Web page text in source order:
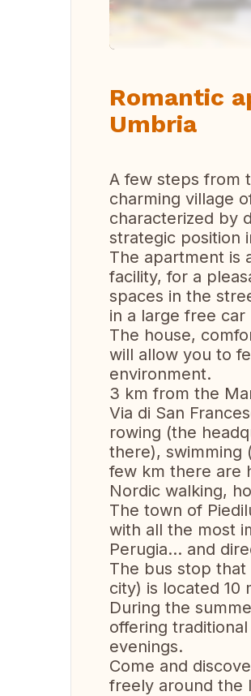
Romantic
Umbria
A few steps from
charming village
characterized by
strategic position
The apartment is
facility, for a
spaces in the
in a large free car
The house,
will allow you to
environment.
3 km from the
Via di San
rowing (the
there), swimming
few km there are
Nordic walking,
The town of
with all the most
Perugia... and
The bus stop that
city) is located 10
During the
offering
evenings.
Come and
freely around the